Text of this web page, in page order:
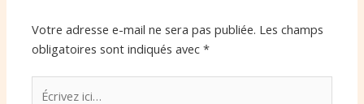
Votre adresse e-mail ne sera pas publiée. Les champs
obligatoires sont indiqués avec*
Écrivez